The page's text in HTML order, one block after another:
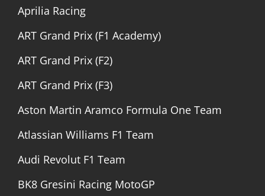
Aprilia Racing
ART Grand Prix (F1 Academy)
ART Grand Prix (F2)
ART Grand Prix (F3)
Aston Martin Aramco Formula One Team
Atlassian Williams F1 Team
Audi Revolut F1 Team
BK8 Gresini Racing MotoGP